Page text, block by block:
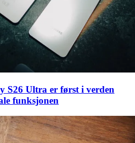
S26 Ultra er først i verden
funksjonen